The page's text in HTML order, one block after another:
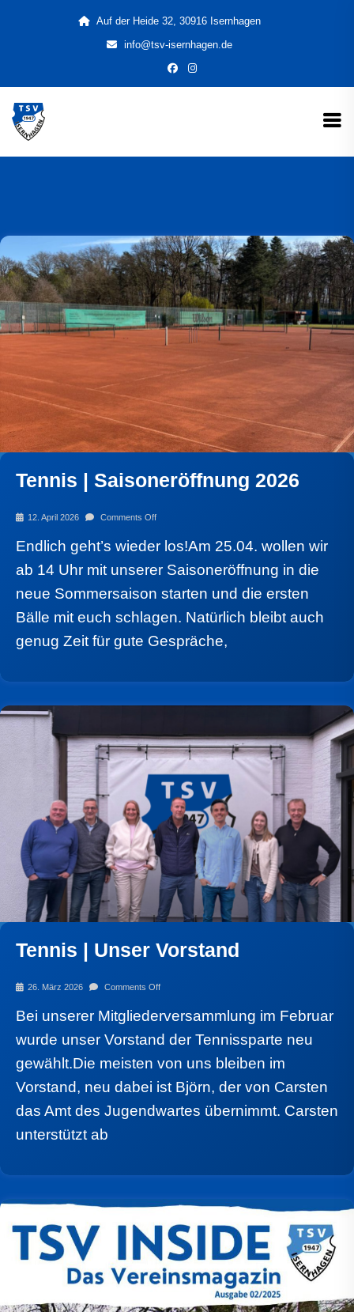
Auf der Heide 32, 30916 Isernhagen
info@tsv-isernhagen.de
Tennis | Saisoneröffnung 2026
12. April 2026 Comments Off
Endlich geht’s wieder los!Am 25.04. wollen wir
ab 14 Uhr mit unserer Saisoneröffnung in die
neue Sommersaison starten und die ersten
Bälle mit euch schlagen. Natürlich bleibt auch
genug Zeit für gute Gespräche,
Tennis | Unser Vorstand
26. März 2026 Comments Off
Bei unserer Mitgliederversammlung im Februar
wurde unser Vorstand der Tennissparte neu
gewählt.Die meisten von uns bleiben im
Vorstand, neu dabei ist Björn, der von Carsten
das Amt des Jugendwartes übernimmt. Carsten
unterstützt ab